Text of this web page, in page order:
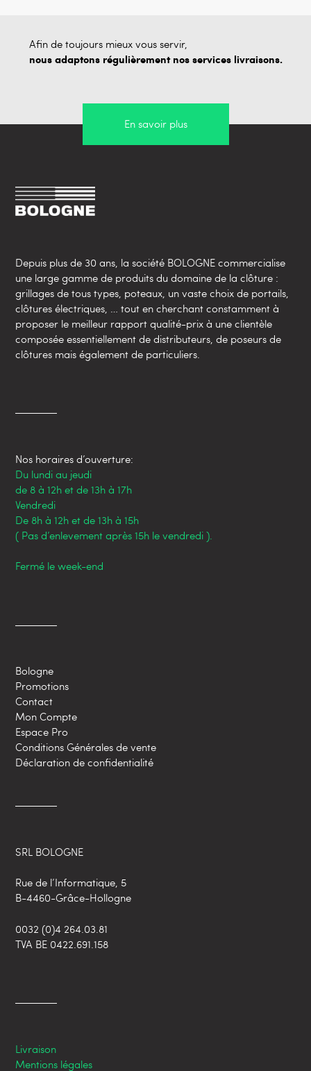
Afin de toujours mieux vous servir,
nous adaptons régulièrement nos services livraisons.
En savoir plus
Depuis plus de 30 ans, la société BOLOGNE commercialise
une large gamme de produits du domaine de la clôture :
grillages de tous types, poteaux, un vaste choix de portails,
clôtures électriques, … tout en cherchant constamment à
proposer le meilleur rapport qualité-prix à une clientèle
composée essentiellement de distributeurs, de poseurs de
clôtures mais également de particuliers.
Nos horaires d’ouverture:
Du lundi au jeudi
de 8 à 12h et de 13h à 17h
Vendredi
De 8h à 12h et de 13h à 15h
( Pas d’enlevement après 15h le vendredi ).
Fermé le week-end
Bologne
Promotions
Contact
Mon Compte
Espace Pro
Conditions Générales de vente
Déclaration de confidentialité
SRL BOLOGNE
Rue de l’Informatique, 5
B-4460-Grâce-Hollogne
0032 (0)4 264.03.81
TVA BE 0422.691.158
Livraison
Mentions légales